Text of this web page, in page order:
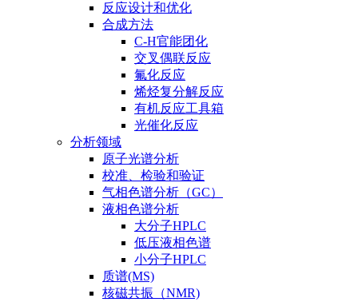
反应设计和优化
合成方法
C-H官能团化
交叉偶联反应
氟化反应
烯烃复分解反应
有机反应工具箱
光催化反应
分析领域
原子光谱分析
校准、检验和验证
气相色谱分析（GC）
液相色谱分析
大分子HPLC
低压液相色谱
小分子HPLC
质谱(MS)
核磁共振（NMR)